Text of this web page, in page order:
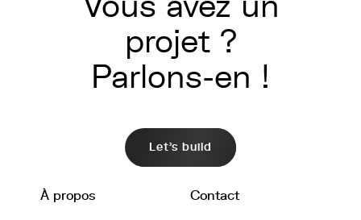
projet ?
Parlons-en !
Let's build
À propos Contact